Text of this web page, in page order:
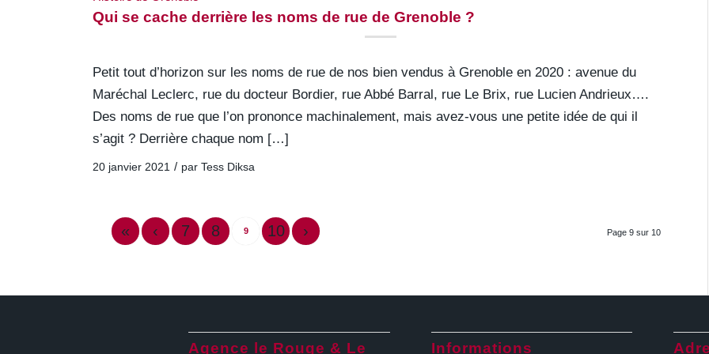
Qui se cache derrière les noms de rue de Grenoble ?
Petit tout d’horizon sur les noms de rue de nos bien vendus à Grenoble en 2020 : avenue du
Maréchal Leclerc, rue du docteur Bordier, rue Abbé Barral, rue Le Brix, rue Lucien Andrieux….
Des noms de rue que l’on prononce machinalement, mais avez-vous une petite idée de qui il
s’agit ? Derrière chaque nom […]
20 janvier 2021 / parTess Diksa
Page 9 sur 10
« ‹ 7 8 9 10 ›
Agence le Rouge & Le Informations